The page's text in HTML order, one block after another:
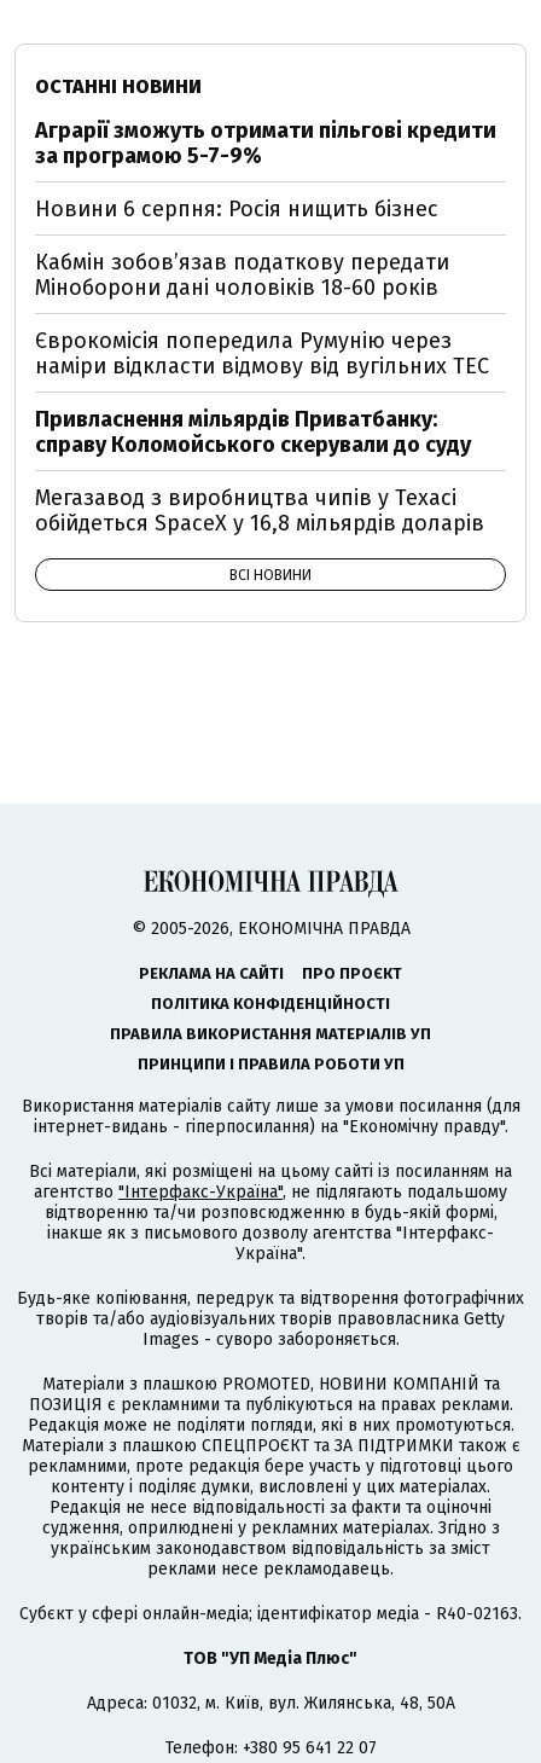
ОСТАННІ НОВИНИ
Аграрії зможуть отримати пільгові кредити
за програмою 5-7-9%
Новини 6 серпня: Росія нищить бізнес
Кабмін зобовʼязав податкову передати
Міноборони дані чоловіків 18-60 років
Єврокомісія попередила Румунію через
наміри відкласти відмову від вугільних ТЕС
Привласнення мільярдів Приватбанку:
справу Коломойського скерували до суду
Мегазавод з виробництва чипів у Техасі
обійдеться SpaceX у 16,8 мільярдів доларів
ВСІ НОВИНИ
© 2005-2026, ЕКОНОМІЧНА ПРАВДА
РЕКЛАМА НА САЙТІ
ПРО ПРОЄКТ
ПОЛІТИКА КОНФІДЕНЦІЙНОСТІ
ПРАВИЛА ВИКОРИСТАННЯ МАТЕРІАЛІВ УП
ПРИНЦИПИ І ПРАВИЛА РОБОТИ УП
Використання матеріалів сайту лише за умови посилання (для
інтернет-видань - гіперпосилання) на "Економічну правду".
Всі матеріали, які розміщені на цьому сайті із посиланням на
агентство "Інтерфакс-Україна", не підлягають подальшому
відтворенню та/чи розповсюдженню в будь-якій формі,
інакше як з письмового дозволу агентства "Інтерфакс-
Україна".
Будь-яке копіювання, передрук та відтворення фотографічних
творів та/або аудіовізуальних творів правовласника Getty
Images - суворо забороняється.
Матеріали з плашкою PROMOTED, НОВИНИ КОМПАНІЙ та
ПОЗИЦІЯ є рекламними та публікуються на правах реклами.
Редакція може не поділяти погляди, які в них промотуються.
Матеріали з плашкою СПЕЦПРОЄКТ та ЗА ПІДТРИМКИ також є
рекламними, проте редакція бере участь у підготовці цього
контенту і поділяє думки, висловлені у цих матеріалах.
Редакція не несе відповідальності за факти та оціночні
судження, оприлюднені у рекламних матеріалах. Згідно з
українським законодавством відповідальність за зміст
реклами несе рекламодавець.
Cубєкт у сфері онлайн-медіа; ідентифікатор медіа - R40-02163.
ТОВ "УП Медіа Плюс"
Адреса: 01032, м. Київ, вул. Жилянська, 48, 50А
Телефон: +380 95 641 22 07